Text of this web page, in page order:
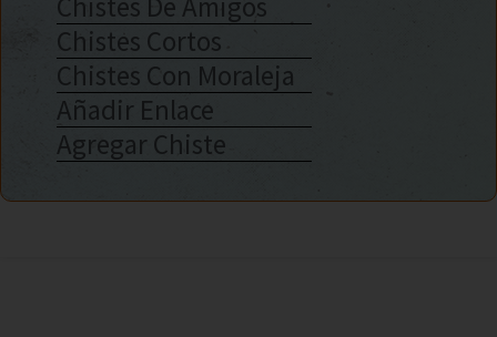
Chistes Cortos
Chistes Con Moraleja
Añadir Enlace
Agregar Chiste